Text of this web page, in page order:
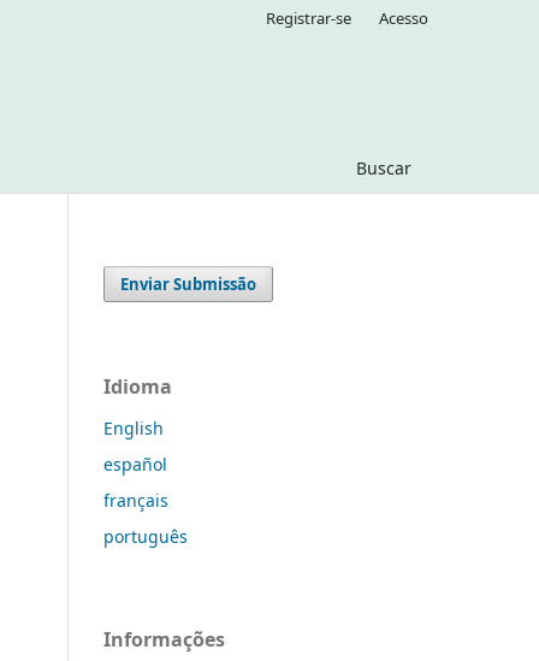
Buscar
Registrar-se Acesso
Enviar Submissão
Idioma
English
español
français
português
Informações